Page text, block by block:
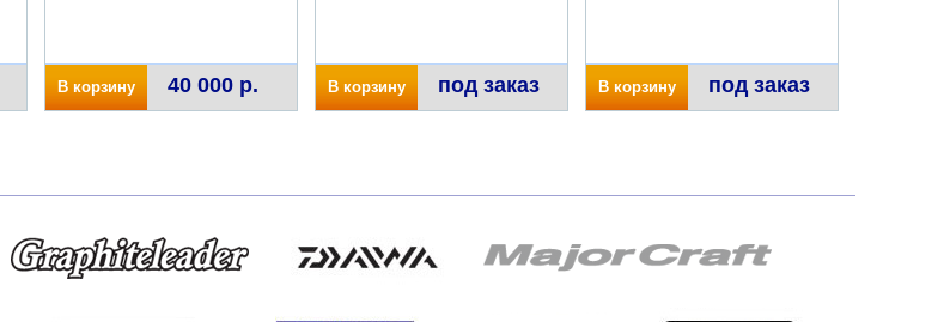
В корзину 40 000 р. В корзину под заказ В корзину под заказ